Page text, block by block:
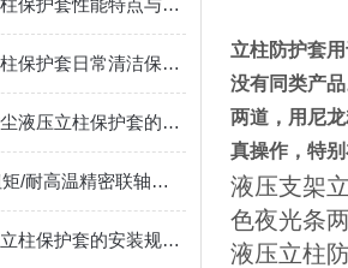
防火液压支柱保护套性能特点与阻燃防护应用
防尘液压立柱保护套日常清洁保养与更换规范
如何延长防尘液压立柱保护套的使用寿命？
2026年大扭矩/耐高温精密联轴器定制找哪家？能实现精准定制的优质厂家盘点
煤矿用液压立柱保护套的安装规范与使用寿命提升方案
立柱防护套
没有同类产
两道，用尼
真操作，特
液压支架
色夜光条
液压立柱